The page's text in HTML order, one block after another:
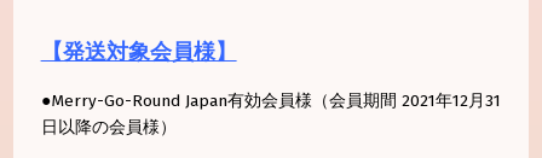
【発送対象会員様】
●Merry-Go-Round Japan有効会員様（会員期間 2021年12月31
日以降の会員様）